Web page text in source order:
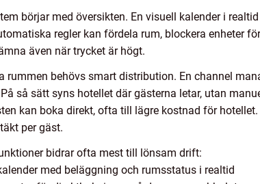
börjar med översikten. En visuell kalender i
regler kan fördela rum, blockera enheter
även när trycket är högt.
rummen behövs smart distribution. En channel
så sätt syns hotellet där gästerna letar, utan
kan boka direkt, ofta till lägre kostnad för
per gäst.
bidrar ofta mest till lönsam drift:
med beläggning och rumsstatus i realtid